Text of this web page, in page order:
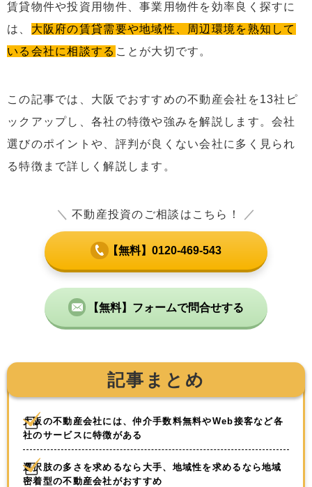
賃貸物件や投資用物件、事業用物件を効率良く探すに
は、 大阪府の賃貸需要や地域性、周辺環境を熟知して
いる会社に相談する ことが大切です。
この記事では、大阪でおすすめの不動産会社を13社ピ
ックアップし、各社の特徴や強みを解説します。会社
選びのポイントや、評判が良くない会社に多く見られ
る特徴まで詳しく解説します。
＼ 不動産投資のご相談はこちら！ ／
【無料】0120-469-543
【無料】フォームで問合せする
記事まとめ
大阪の不動産会社には、仲介手数料無料やWeb接客など各
社のサービスに特徴がある
選択肢の多さを求めるなら大手、地域性を求めるなら地域
密着型の不動産会社がおすすめ